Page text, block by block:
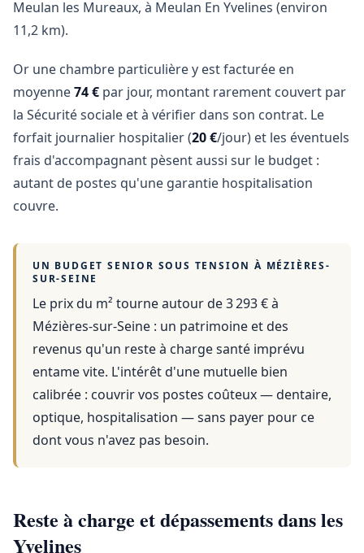
Meulan les Mureaux, à Meulan En Yvelines (environ
11,2 km).
Or une chambre particulière y est facturée en
moyenne74 € par jour, montant rarement couvert par
la Sécurité sociale et à vérifier dans son contrat. Le
forfait journalier hospitalier (20 €/jour) et les éventuels
frais d'accompagnant pèsent aussi sur le budget :
autant de postes qu'une garantie hospitalisation
couvre.
UN BUDGET SENIOR SOUS TENSION À MÉZIÈRES-
SUR-SEINE
Le prix du m² tourne autour de 3 293 €à
Mézières-sur-Seine : un patrimoine et des
revenus qu'un reste à charge santé imprévu
entame vite. L'intérêt d'une mutuelle bien
calibrée : couvrir vos postes coûteux — dentaire,
optique, hospitalisation — sans payer pour ce
dont vous n'avez pas besoin.
Reste à charge et dépassements dans les
Yvelines